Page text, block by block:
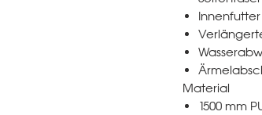
Material
1500 mm